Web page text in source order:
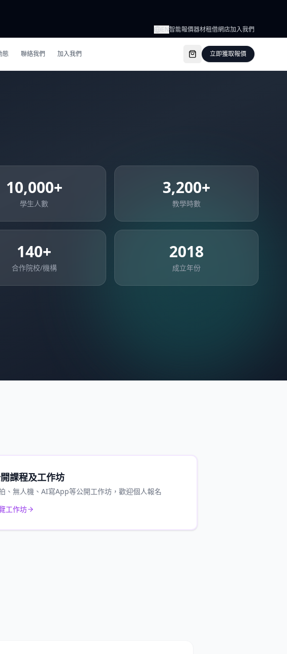
EN智能報價器材租借網店加入我們
態 聯絡我們 加入我們 立即獲取報價
10,000+
學生人數
3,200+
教學時數
140+
合作院校/機構
2018
成立年份
課程及工作坊
、無人機、AI寫App等公開工作坊，歡迎個人報名
工作坊